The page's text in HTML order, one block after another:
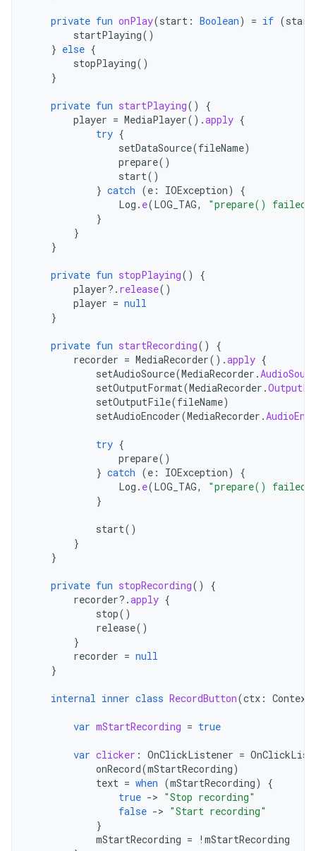
private fun onPlay(start : Boolean) = if (start
startPlaying()
} else {
stopPlaying()
}
private fun startPlaying()
{
player = MediaPlayer().apply {
try {
setDataSource(fileName)
prepare()
start()
} catch (e : IOException)
{
Log . e(LOG_TAG, "prepare() failed"
}
}
}
private fun stopPlaying()
{
player?. release()
player = null
}
private fun startRecording()
{
recorder = MediaRecorder().apply {
setAudioSource(MediaRecorder .
setOutputFormat(MediaRecorder .
setOutputFile(fileName)
setAudioEncoder(MediaRecorder .
try {
prepare()
} catch (e : IOException)
{
Log . e(LOG_TAG, "prepare() failed"
}
start()
}
}
private fun stopRecording()
{
recorder?.apply {
stop()
release()
}
recorder = null
}
internal inner class RecordButton(ctx : Context
var mStartRecording = true
var clicker : OnClickListener =
onRecord(mStartRecording)
text = when (mStartRecording)
{
true -> "Stop recording"
false -> "Start recording"
}
mStartRecording = ! mStartRecording